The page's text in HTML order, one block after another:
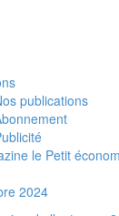
publications
2024